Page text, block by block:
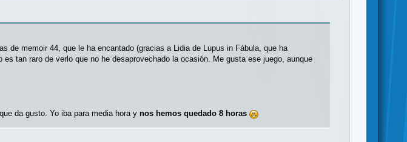
de memoir 44, que le ha encantado (gracias a Lidia de Lupus in Fábula, que ha
tan raro de verlo que no he desaprovechado la ocasión. Me gusta ese juego, aunque
da gusto. Yo iba para media hora ynos hemos quedado 8 horas